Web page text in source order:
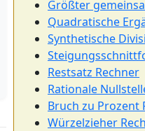
Größter
Quadratische
Synthetische
Restsatz Rechner
Rationale
Bruch zu Prozent
Würzelzieher